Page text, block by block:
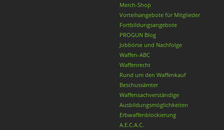
Merch-Shop
Vorteilsangebote für Mitglieder
Fortbildungsangebote
PROGUN Blog
Jobbörse und Nachfolge
Waffen-ABC
Waffenrecht
Rund um den Waffenkauf
Beschussämter
Waffensachverständige
Ausbildungsmöglichkeiten
Erbwaffenblockierung
A.E.C.A.C.